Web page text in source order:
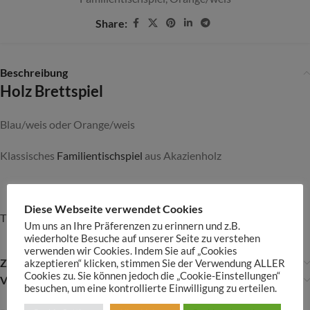
Share:
Beschreibung
Holz Brettspiel
Blau/weis oder Orange/weis
Klassisches Familientischspiel aus Akazienholz
Tic-Tac-Toe – Wikipedia
Zusätzliche Informationen
VERSAND
Diese Webseite verwendet Cookies
Um uns an Ihre Präferenzen zu erinnern und z.B.
wiederholte Besuche auf unserer Seite zu verstehen
verwenden wir Cookies. Indem Sie auf „Cookies
akzeptieren“ klicken, stimmen Sie der Verwendung ALLER
Cookies zu. Sie können jedoch die „Cookie-Einstellungen“
besuchen, um eine kontrollierte Einwilligung zu erteilen.